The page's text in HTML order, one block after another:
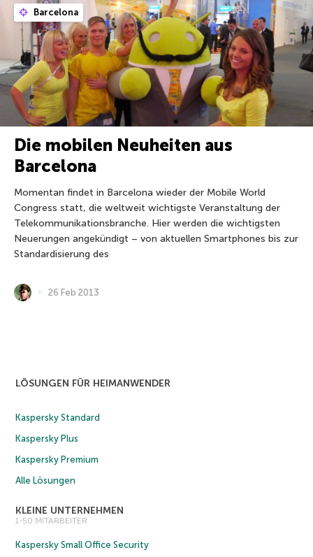
Barcelona
Die mobilen Neuheiten aus
Barcelona
Momentan findet in Barcelona wieder der Mobile World
Congress statt, die weltweit wichtigste Veranstaltung der
Telekommunikationsbranche. Hier werden die wichtigsten
Neuerungen angekündigt – von aktuellen Smartphones bis zur
Standardisierung des
26 Feb 2013
LÖSUNGEN FÜR HEIMANWENDER
Kaspersky Standard
Kaspersky Plus
Kaspersky Premium
Alle Lösungen
KLEINE UNTERNEHMEN
1-50 MITARBEITER
Kaspersky Small Office Security